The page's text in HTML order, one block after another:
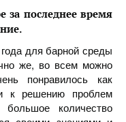
за последнее время
для барной среды
же, во всем можно
понравилось как
к решению проблем
количество